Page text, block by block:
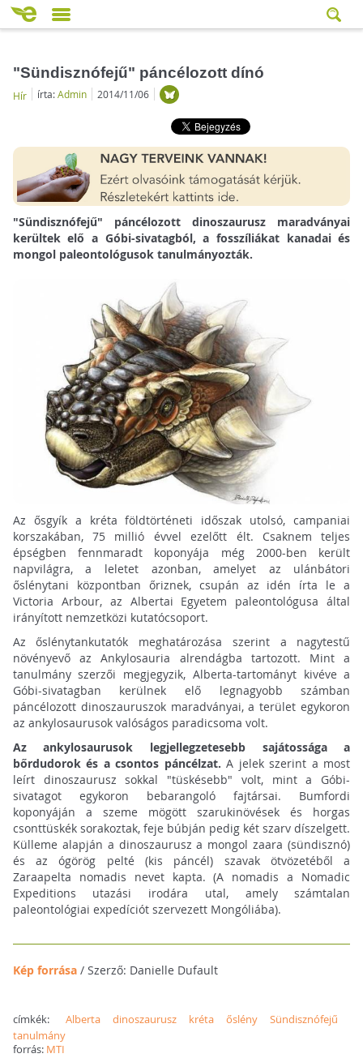
"Sündisznófejű" páncélozott dínó
Hír írta:Admin 2014/11/06
"Sündisznófejű" páncélozott dinoszaurusz maradványai
kerültek elő a Góbi-sivatagból, a fosszíliákat kanadai és
mongol paleontológusok tanulmányozták.
Az ősgyík a kréta földtörténeti időszak utolsó, campaniai
korszakában, 75 millió évvel ezelőtt élt. Csaknem teljes
épségben fennmaradt koponyája még 2000-ben került
napvilágra, a leletet azonban, amelyet az ulánbátori
őslénytani központban őriznek, csupán az idén írta le a
Victoria Arbour, az Albertai Egyetem paleontológusa által
irányított nemzetközi kutatócsoport.
Az őslénytankutatók meghatározása szerint a nagytestű
növényevő az Ankylosauria alrendágba tartozott. Mint a
tanulmány szerzői megjegyzik, Alberta-tartományt kivéve a
Góbi-sivatagban kerülnek elő legnagyobb számban
páncélozott dinoszauruszok maradványai, a terület egykoron
az ankylosaurusok valóságos paradicsoma volt.
Az ankylosaurusok legjellegzetesebb sajátossága a
bőrdudorok és a csontos páncélzat. A jelek szerint a most
leírt dinoszaurusz sokkal "tüskésebb" volt, mint a Góbi-
sivatagot egykoron bebarangoló fajtársai. Bumfordi
koponyáján a szeme mögött szarukinövések és horgas
csonttüskék sorakoztak, feje búbján pedig két szarv díszelgett.
Külleme alapján a dinoszaurusz a mongol zaara (sündisznó)
és az ógörög pelté (kis páncél) szavak ötvözetéből a
Zaraapelta nomadis nevet kapta. (A nomadis a Nomadic
Expeditions utazási irodára utal, amely számtalan
paleontológiai expedíciót szervezett Mongóliába).
Kép forrása/ Szerző: Danielle Dufault
címkék: Alberta dinoszaurusz kréta őslény
Sündisznófejű
tanulmány
forrás: MTI